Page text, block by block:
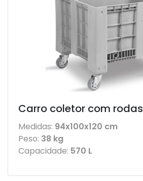
Carro coletor com rodas
Medidas: 94x100x120 cm
Peso: 38 kg
Capacidade: 570 L